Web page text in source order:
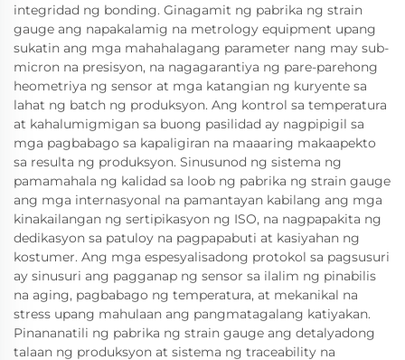
integridad ng bonding. Ginagamit ng pabrika ng strain
gauge ang napakalamig na metrology equipment upang
sukatin ang mga mahahalagang parameter nang may sub-
micron na presisyon, na nagagarantiya ng pare-parehong
heometriya ng sensor at mga katangian ng kuryente sa
lahat ng batch ng produksyon. Ang kontrol sa temperatura
at kahalumigmigan sa buong pasilidad ay nagpipigil sa
mga pagbabago sa kapaligiran na maaaring makaapekto
sa resulta ng produksyon. Sinusunod ng sistema ng
pamamahala ng kalidad sa loob ng pabrika ng strain gauge
ang mga internasyonal na pamantayan kabilang ang mga
kinakailangan ng sertipikasyon ng ISO, na nagpapakita ng
dedikasyon sa patuloy na pagpapabuti at kasiyahan ng
kostumer. Ang mga espesyalisadong protokol sa pagsusuri
ay sinusuri ang pagganap ng sensor sa ilalim ng pinabilis
na aging, pagbabago ng temperatura, at mekanikal na
stress upang mahulaan ang pangmatagalang katiyakan.
Pinananatili ng pabrika ng strain gauge ang detalyadong
talaan ng produksyon at sistema ng traceability na